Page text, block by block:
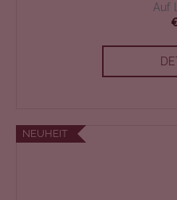
Auf
NEUHEIT